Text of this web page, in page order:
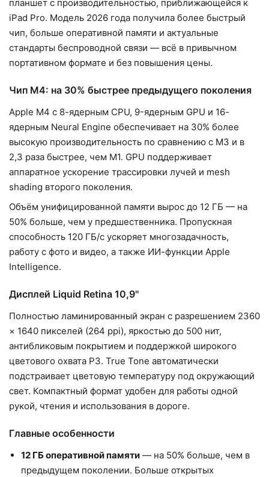
планшет с производительностью, приближающейся к
iPad Pro. Модель 2026 года получила более быстрый
чип, больше оперативной памяти и актуальные
стандарты беспроводной связи — всё в привычном
портативном формате и без повышения цены.
Чип M4: на 30% быстрее предыдущего поколения
Apple M4 с 8-ядерным CPU, 9-ядерным GPU и 16-
ядерным Neural Engine обеспечивает на 30% более
высокую производительность по сравнению с M3 и в
2,3 раза быстрее, чем M1. GPU поддерживает
аппаратное ускорение трассировки лучей и mesh
shading второго поколения.
Объём унифицированной памяти вырос до 12 ГБ — на
50% больше, чем у предшественника. Пропускная
способность 120 ГБ/с ускоряет многозадачность,
работу с фото и видео, а также ИИ-функции Apple
Intelligence.
Дисплей Liquid Retina 10,9"
Полностью ламинированный экран с разрешением 2360
× 1640 пикселей (264 ppi), яркостью до 500 нит,
антибликовым покрытием и поддержкой широкого
цветового охвата P3. True Tone автоматически
подстраивает цветовую температуру под окружающий
свет. Компактный формат удобен для работы одной
рукой, чтения и использования в дороге.
Главные особенности
12 ГБ оперативной памяти — на 50% больше, чем в
предыдущем поколении. Больше открытых